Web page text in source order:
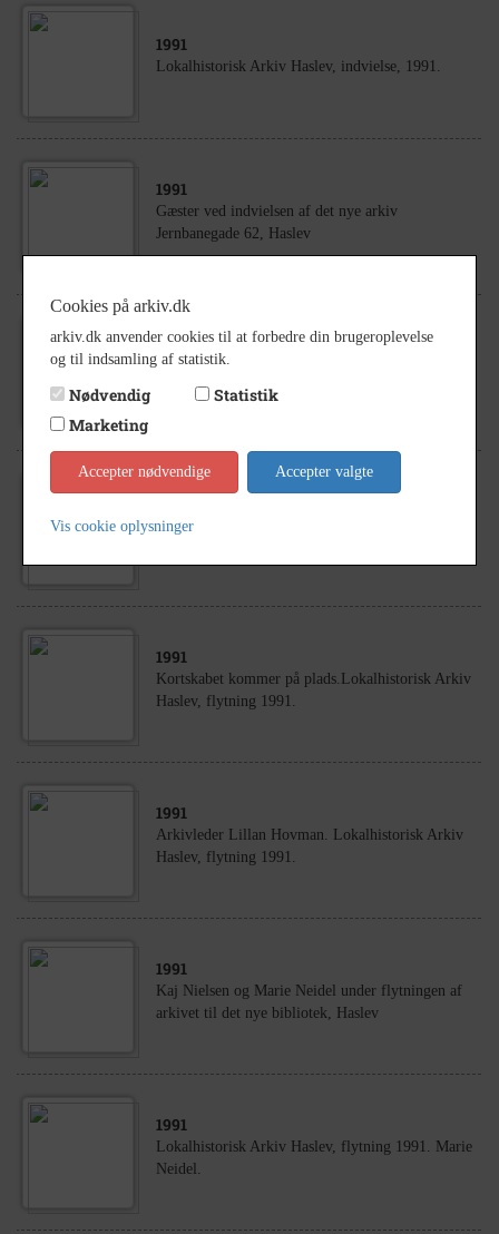
1991
Lokalhistorisk Arkiv Haslev, indvielse, 1991.
1991
Gæster ved indvielsen af det nye arkiv
Jernbanegade 62, Haslev
1991
Gaver ved indvielsen af det nye arkiv i Haslev
3.10.1991
Kortskabet kommer på plads.
1991
Kortskabet kommer på plads.Lokalhistorisk Arkiv
Haslev, flytning 1991.
1991
Arkivleder Lillan Hovman. Lokalhistorisk Arkiv
Haslev, flytning 1991.
1991
Kaj Nielsen og Marie Neidel under flytningen af
arkivet til det nye bibliotek, Haslev
1991
Lokalhistorisk Arkiv Haslev, flytning 1991. Marie
Neidel.
Cookies på arkiv.dk
arkiv.dk anvender cookies til at forbedre din brugeroplevelse
og til indsamling af statistik.
Nødvendig
Statistik
Marketing
Accepter nødvendige Accepter valgte
Vis cookie oplysninger